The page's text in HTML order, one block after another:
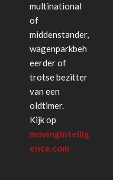
multinational
of
middenstander,
wagenparkbeh
eerder of
trotse bezitter
van een
oldtimer.
Kijk op
movingintellig
ence.com